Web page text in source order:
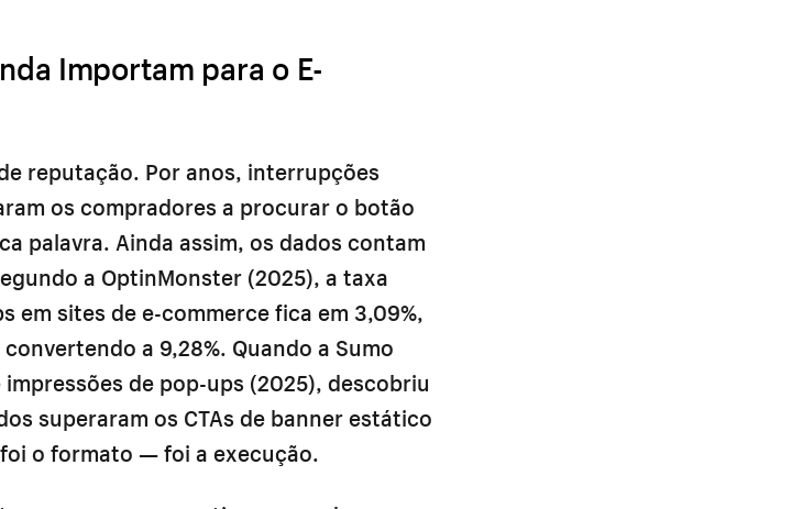
Importam para o E-
reputação. Por anos, interrupções
os compradores a procurar o botão
palavra. Ainda assim, os dados contam
a OptinMonster (2025), a taxa
em sites de e-commerce fica em 3,09%,
a 9,28%. Quando a Sumo
de pop-ups (2025), descobriu
superaram os CTAs de banner estático
o formato — foi a execução.